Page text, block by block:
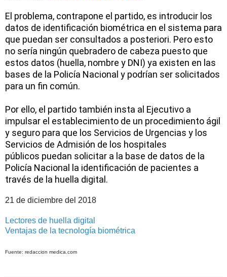
El problema, contrapone el partido, es introducir los
datos de identificación biométrica en el sistema para
que puedan ser consultados a posteriori. Pero esto
no sería ningún quebradero de cabeza puesto que
estos datos (huella, nombre y DNI) ya existen en las
bases de la Policía Nacional y podrían ser solicitados
para un fin común.
Por ello, el partido también insta al Ejecutivo a
impulsar el establecimiento de un procedimiento ágil
y seguro para que los Servicios de Urgencias y los
Servicios de Admisión de los hospitales
públicos puedan solicitar a la base de datos de la
Policía Nacional la identificación de pacientes a
través de la huella digital.
21 de diciembre del 2018
Lectores de huella digital
Ventajas de la tecnología biométrica
Fuente: redaccion medica.com